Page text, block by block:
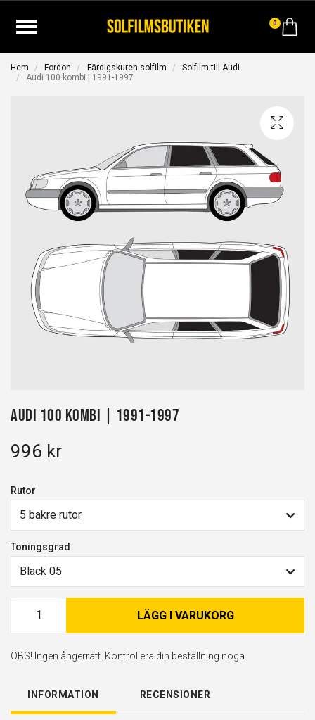
0
Hem Fordon Färdigskuren solfilm
Solfilm till Audi
Audi 100 kombi | 1991-1997
Audi 100 kombi | 1991-1997
996 kr
Rutor
5 bakre rutor
Toningsgrad
Black 05
LÄGG I VARUKORG
OBS! Ingen ångerrätt. Kontrollera din beställning noga.
INFORMATION RECENSIONER